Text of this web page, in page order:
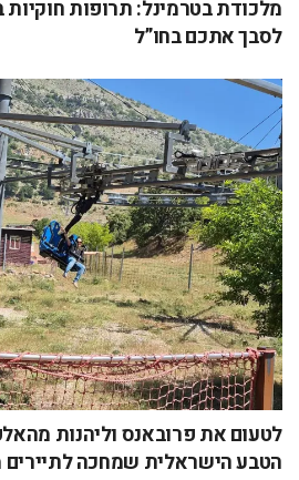
מלכודת בטרמינל: תרופות חוקיות
לסבך אתכם בחו”ל
לטעום את פרובאנס וליהנות
הטבע הישראלית שמחכה לתיירים